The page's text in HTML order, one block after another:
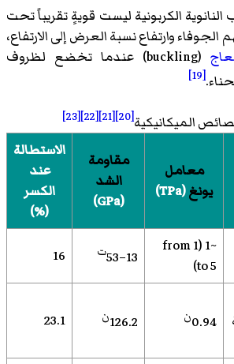
النانوية الكربونية ليست قويةٍ تقريباً تحت
وارتفاع نسبة العرض إلى الارتفاع،
(
buckling)‏ عندما تخضع لظروف
[19]
الميكانيكية[20]
[21]
[22]
[23]
معامل
يونغ(TPa)
مقاومة
الشد
(GPa)
الاستطالة
عند
الكسر
(%)
~1 (from 1
to 5)
13–53 ت 16
0.94ن 126.2ن 23.1